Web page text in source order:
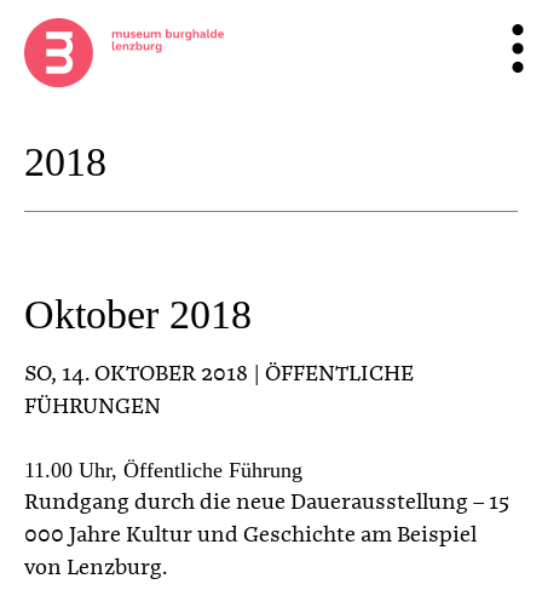
2018
Oktober 2018
SO, 14. OKTOBER 2018 | ÖFFENTLICHE
FÜHRUNGEN
11.00 Uhr, Öffentliche Führung
Rundgang durch die neue Dauerausstellung – 15
000 Jahre Kultur und Geschichte am Beispiel
von Lenzburg.